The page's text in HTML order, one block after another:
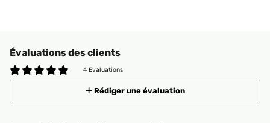
Évaluations des clients
4 Evaluations
Rédiger une évaluation